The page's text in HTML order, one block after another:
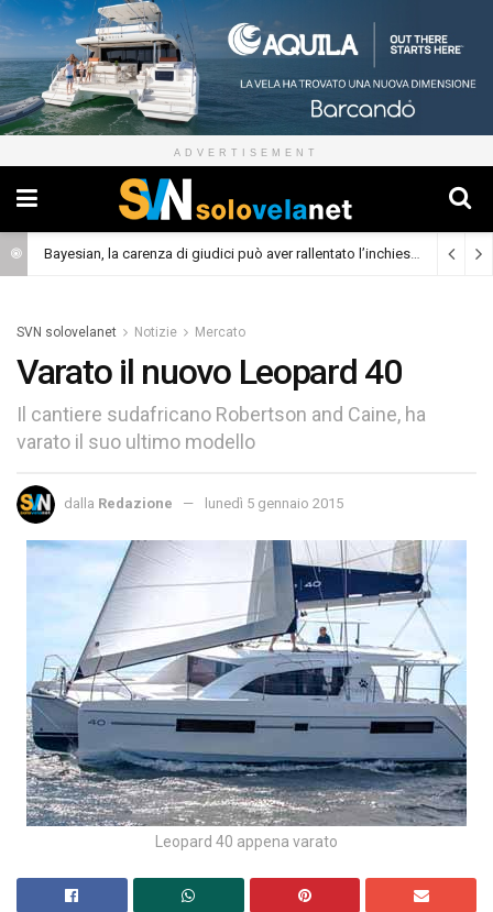
ADVERTISEMENT
Bayesian, la carenza di giudici può aver rallentato l’inchiesta (Cronaca)
SVN solovelanet Notizie Mercato
Varato il nuovo Leopard 40
Il cantiere sudafricano Robertson and Caine, ha
varato il suo ultimo modello
dalla Redazione lunedì 5 gennaio 2015
Leopard 40 appena varato